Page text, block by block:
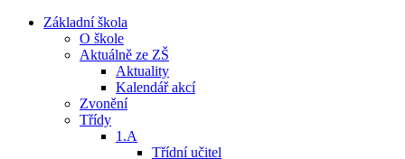
Základní škola
O škole
Aktuálně ze ZŠ
Aktuality
Kalendář akcí
Zvonění
Třídy
1.A
Třídní učitel